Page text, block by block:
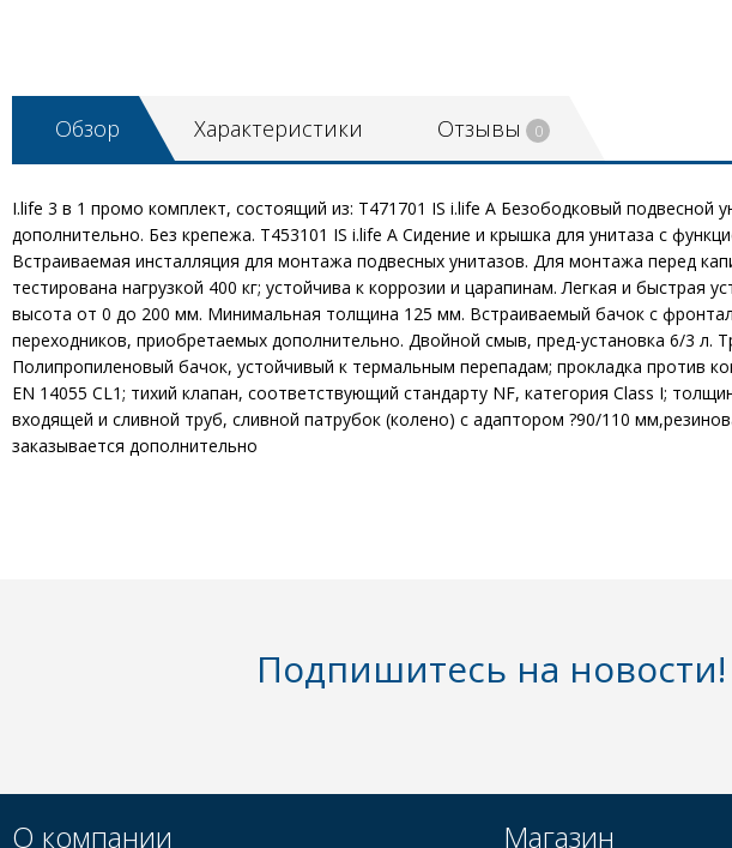
Обзор Характеристики Отзывы 0
I.life 3 в 1 промо комплект, состоящий из: T471701 IS i.life A Безободковый подвесной
дополнительно. Без крепежа. T453101 IS i.life A Сидение и крышка для унитаза с
Встраиваемая инсталляция для монтажа подвесных унитазов. Для монтажа перед
тестирована нагрузкой 400 кг; устойчива к коррозии и царапинам. Легкая и
высота от 0 до 200 мм. Минимальная толщина 125 мм. Встраиваемый бачок с
переходников, приобретаемых дополнительно. Двойной смыв, пред-установка 6/3
Полипропиленовый бачок, устойчивый к термальным перепадам; прокладка против
EN 14055 CL1; тихий клапан, соответствующий стандарту NF, категория Class I;
входящей и сливной труб, сливной патрубок (колено) с адаптором ?90/110
заказывается дополнительно
Подпишитесь на новости!
О компании Магазин